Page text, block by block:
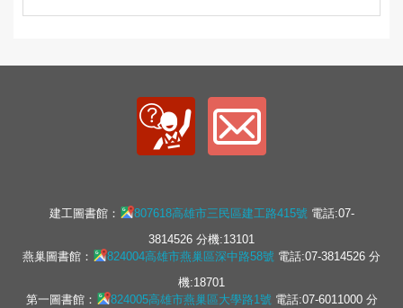
建工圖書館： 807618高雄市三民區建工路415號電話:07-
3814526 分機:13101
燕巢圖書館：
824004高雄市燕巢區深中路58號 電話:07-3814526 分
機:18701
第一圖書館：
824005高雄市燕巢區大學路1號電話:07-6011000 分